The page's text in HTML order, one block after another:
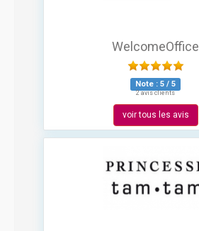
WelcomeOffice
Note : 5 / 5
2 avis clients
voir tous les avis